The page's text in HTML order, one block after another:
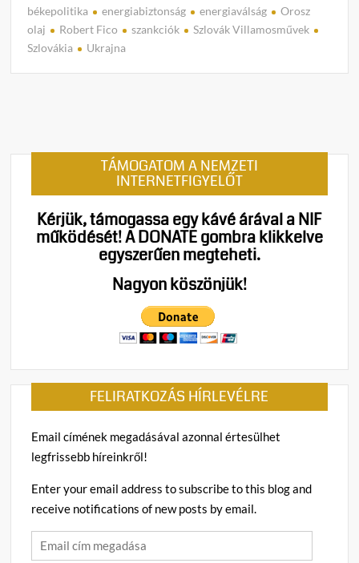
békepolitika
energiabiztonság energiaválság
Orosz
olaj
Robert Fico szankciók
Szlovák Villamosművek
Szlovákia
Ukrajna
TÁMOGATOM A NEMZETI
INTERNETFIGYELŐT
Kérjük, támogassa egy kávé árával a NIF
működését!A DONATE gombra klikkelve
egyszerűen megteheti.
Nagyon köszönjük!
FELIRATKOZÁS HÍRLEVÉLRE
Email címének megadásával azonnal értesülhet
legfrissebb híreinkről!
Enter your email address to subscribe to this blog and
receive notifications of new posts by email.
Email